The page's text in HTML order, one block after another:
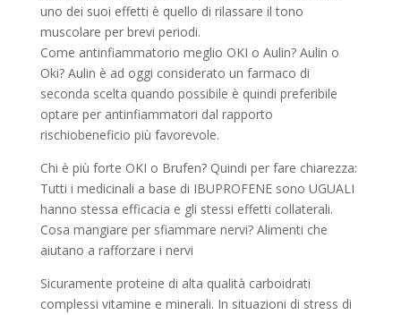
uno dei suoi effetti è quello di rilassare il tono
muscolare per brevi periodi.
Come antinfiammatorio meglio OKI o Aulin? Aulin o
Oki? Aulin è ad oggi considerato un farmaco di
seconda scelta quando possibile è quindi preferibile
optare per antinfiammatori dal rapporto
rischiobeneficio più favorevole.
Chi è più forte OKI o Brufen? Quindi per fare chiarezza:
Tutti i medicinali a base di IBUPROFENE sono UGUALI
hanno stessa efficacia e gli stessi effetti collaterali.
Cosa mangiare per sfiammare nervi? Alimenti che
aiutano a rafforzare i nervi
Sicuramente proteine di alta qualità carboidrati
complessi vitamine e minerali. In situazioni di stress di